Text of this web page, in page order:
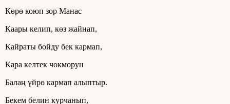
Көрө коюп зор Манас
Каары келип, көз жайнап,
Кайраты бойду бек кармап,
Кара келтек чокморун
Балаң үйрө кармап алыптыр.
Бекем белин курчанып,